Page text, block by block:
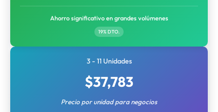
Ahorro significativo en grandes volúmenes
19% DTO.
3 - 11 Unidades
$37,783
Precio por unidad para negocios